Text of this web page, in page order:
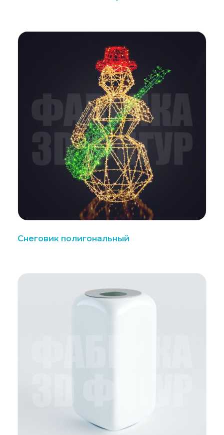
Снеговик полигональный